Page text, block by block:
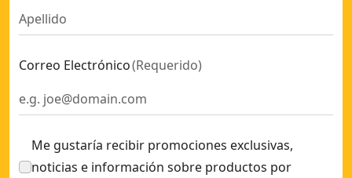
Correo Electrónico(Requerido)
Me gustaría recibir promociones exclusivas,
noticias e información sobre productos por